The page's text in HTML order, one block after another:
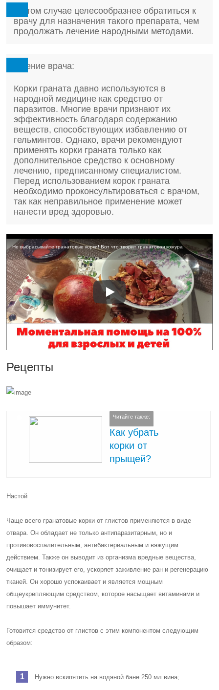
В этом случае целесообразнее обратиться к
врачу для назначения такого препарата, чем
продолжать лечение народными методами.
Мнение врача:
Корки граната давно используются в
народной медицине как средство от
паразитов. Многие врачи признают их
эффективность благодаря содержанию
веществ, способствующих избавлению от
гельминтов. Однако, врачи рекомендуют
применять корки граната только как
дополнительное средство к основному
лечению, предписанному специалистом.
Перед использованием корок граната
необходимо проконсультироваться с врачом,
так как неправильное применение может
нанести вред здоровью.
Не выбрасывайте гранатовые корки! Вот что творит гранатовая кожура
Рецепты
Читайте также:
Как убрать
корки от
прыщей?
Настой
Чаще всего гранатовые корки от глистов применяются в виде
отвара. Он обладает не только антипаразитарным, но и
противовоспалительным, антибактериальным и вяжущим
действием. Также он выводит из организма вредные вещества,
очищает и тонизирует его, ускоряет заживление ран и регенерацию
тканей. Он хорошо успокаивает и является мощным
общеукрепляющим средством, которое насыщает витаминами и
повышает иммунитет.
Готовится средство от глистов с этим компонентом следующим
образом:
Нужно вскипятить на водяной бане 250 мл вина;